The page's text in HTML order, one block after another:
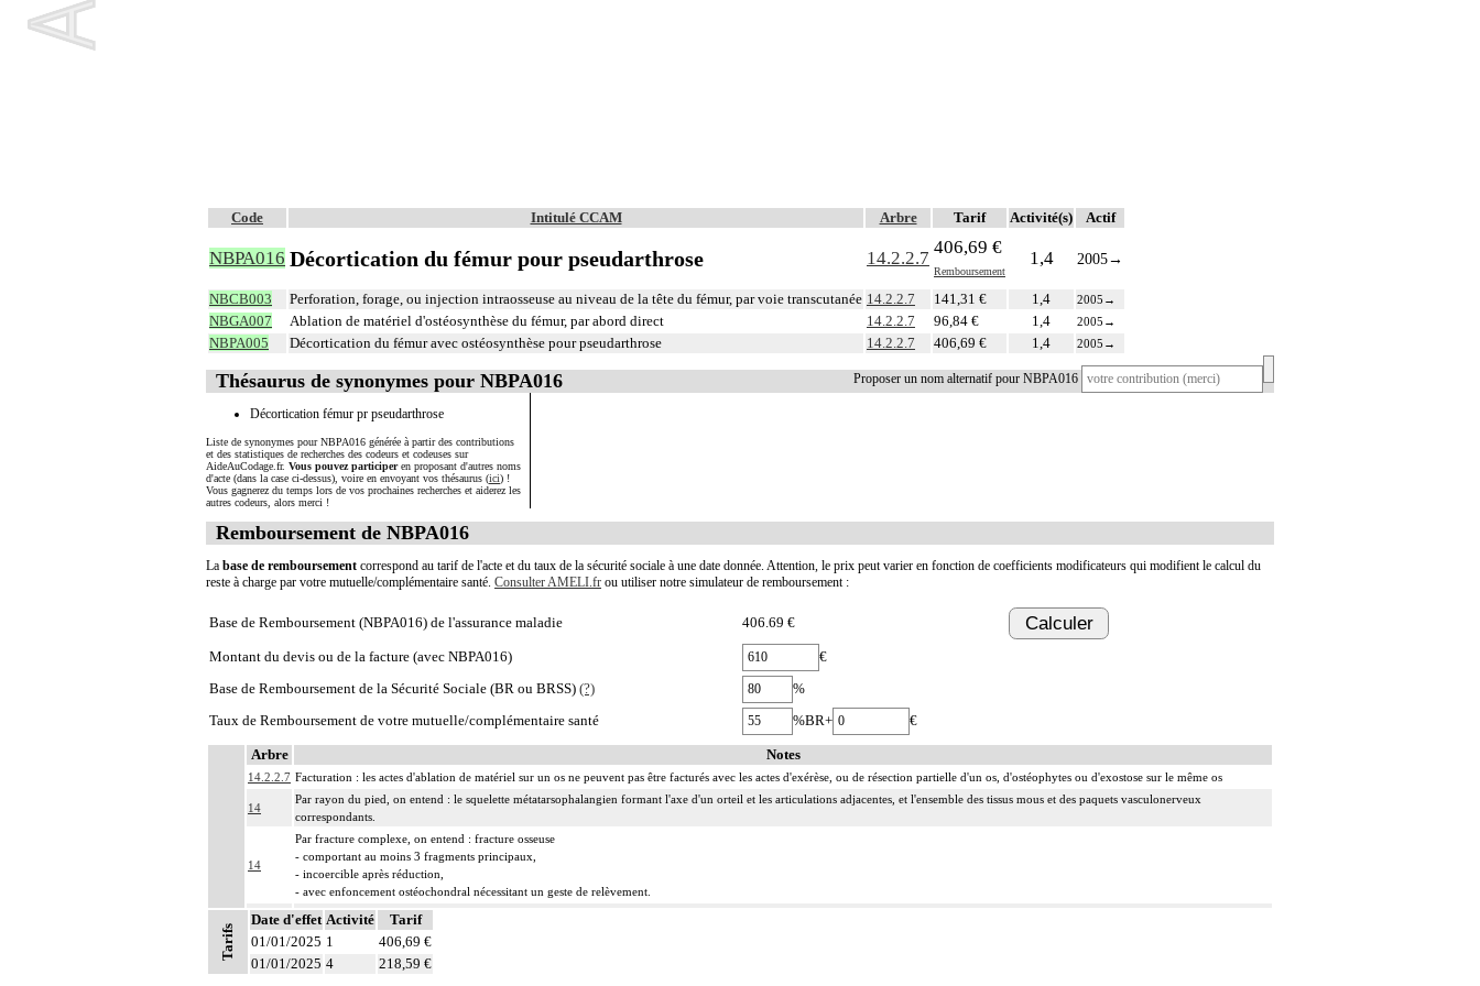
Code Intitulé CCAM Arbre Tarif Activité(s) Actif
NBPA016 Décortication du fémur pour pseudarthrose 14.2.2.7
406,69 €
Remboursement
1,4 2005→
NBCB003 Perforation, forage, ou injection intraosseuse au niveau de la tête du fémur, par voie transcutanée 14.2.2.7 141,31 € 1,4 2005 →
NBGA007 Ablation de matériel d'ostéosynthèse du fémur, par abord direct 14.2.2.7 96,84 € 1,4 2005 →
NBPA005 Décortication du fémur avec ostéosynthèse pour pseudarthrose 14.2.2.7 406,69 € 1,4 2005 →
Proposer un nom alternatif pour NBPA016
Thésaurus de synonymes pour NBPA016
Décortication fémur pr pseudarthrose
Liste de synonymes pour NBPA016 générée à partir des contributions
et des statistiques de recherches des codeurs et codeuses sur
AideAuCodage.fr. Vous pouvez participeren proposant d'autres noms
d'acte (dans la case ci-dessus), voire en envoyant vos thésaurus (ici) !
Vous gagnerez du temps lors de vos prochaines recherches et aiderez les
autres codeurs, alors merci !
Remboursement de NBPA016
La base de remboursement correspond au tarif de l'acte et du taux de la sécurité sociale à une date donnée. Attention, le prix peut varier en fonction de coefficients modificateurs qui modifient le calcul du
reste à charge par votre mutuelle/complémentaire santé. Consulter AMELI.fr ou utiliser notre simulateur de remboursement :
Base de Remboursement (NBPA016) de l'assurance maladie 406.69 € Calculer
Montant du devis ou de la facture (avec NBPA016)
€
Base de Remboursement de la Sécurité Sociale (BR ou BRSS) (?)
%
Taux de Remboursement de votre mutuelle/complémentaire santé
%BR+ €
Arbre Notes
14.2.2.7 Facturation : les actes d'ablation de matériel sur un os ne peuvent pas être facturés avec les actes d'exérèse, ou de résection partielle d'un os, d'ostéophytes ou d'exostose sur le même os
14
Par rayon du pied, on entend : le squelette métatarsophalangien formant l'axe d'un orteil et les articulations adjacentes, et l'ensemble des tissus mous et des paquets vasculonerveux
correspondants.
14
Par fracture complexe, on entend : fracture osseuse
- comportant au moins 3 fragments principaux,
- incoercible après réduction,
- avec enfoncement ostéochondral nécessitant un geste de relèvement.
14
Par nettoyage d'une articulation [debridement], on entend :
- résection localisée de synoviale, de replis synoviaux et/ou d'ostéophytes
- ablation de corps étrangers intraarticulaires, de fragments fibrocartilagineux et/ou d'autres chondropathies localisées.
Par exérèse partielle d'un os, on entend :
Tarifs
Date d'effet Activité
Tarif
01/01/2025 1
406,69 €
01/01/2025 4 218,59 €